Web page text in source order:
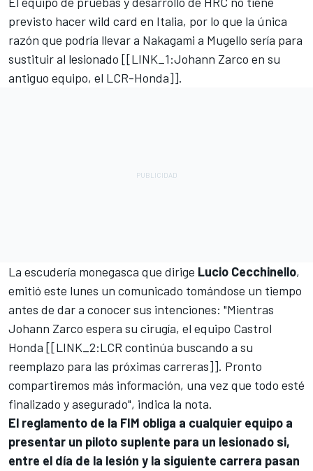
previsto hacer wild card en Italia, por lo que la única
razón que podría llevar a Nakagami a Mugello sería para
sustituir al lesionado [[LINK_1:Johann Zarco en su
antiguo equipo, el LCR-Honda]].
La escudería monegasca que dirige Lucio Cecchinello,
emitió este lunes un comunicado tomándose un tiempo
antes de dar a conocer sus intenciones: "Mientras
Johann Zarco espera su cirugía, el equipo Castrol
Honda [[LINK_2:LCR continúa buscando a su
reemplazo para las próximas carreras]]. Pronto
compartiremos más información, una vez que todo esté
finalizado y asegurado", indica la nota.
El reglamento de la FIM obliga a cualquier equipo a
presentar un piloto suplente para un lesionado si,
entre el día de la lesión y la siguiente carrera pasan